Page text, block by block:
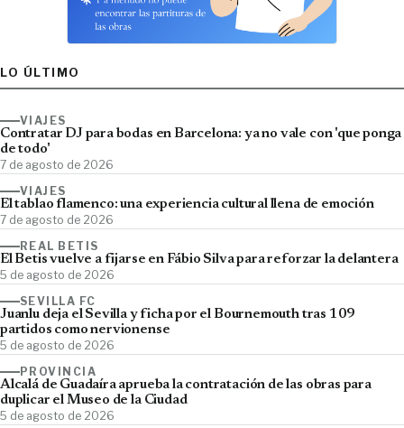
LO ÚLTIMO
VIAJES
Contratar DJ para bodas en Barcelona: ya no vale con 'que ponga
de todo'
7 de agosto de 2026
VIAJES
El tablao flamenco: una experiencia cultural llena de emoción
7 de agosto de 2026
REAL BETIS
El Betis vuelve a fijarse en Fábio Silva para reforzar la delantera
5 de agosto de 2026
SEVILLA FC
Juanlu deja el Sevilla y ficha por el Bournemouth tras 109
partidos como nervionense
5 de agosto de 2026
PROVINCIA
Alcalá de Guadaíra aprueba la contratación de las obras para
duplicar el Museo de la Ciudad
5 de agosto de 2026